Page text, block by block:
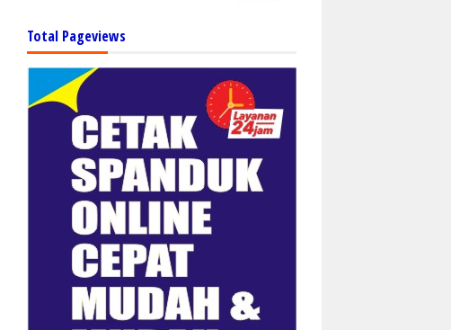
Total Pageviews